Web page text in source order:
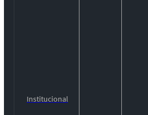
Institucional